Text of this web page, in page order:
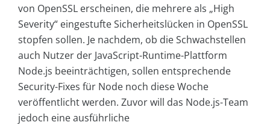
von OpenSSL erscheinen, die mehrere als „High
Severity“ eingestufte Sicherheitslücken in OpenSSL
stopfen sollen. Je nachdem, ob die Schwachstellen
auch Nutzer der JavaScript-Runtime-Plattform
Node.js beeinträchtigen, sollen entsprechende
Security-Fixes für Node noch diese Woche
veröffentlicht werden. Zuvor will das Node.js-Team
jedoch eine ausführliche